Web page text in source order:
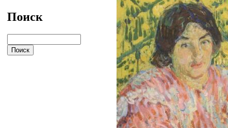
Поиск